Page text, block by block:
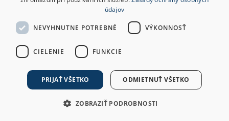
údajov
NEVYHNUTNE POTREBNÉ VÝKONNOSŤ
CIELENIE FUNKCIE
PRIJAŤ VŠETKO ODMIETNUŤ VŠETKO
ZOBRAZIŤ PODROBNOSTI